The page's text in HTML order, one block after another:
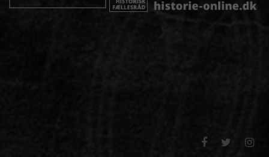
  